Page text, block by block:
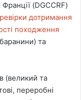
(DGCCRF)
дотримання
походження
та
(великий та
переробні